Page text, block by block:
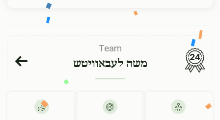
Team
משה לעבאוויטש
24